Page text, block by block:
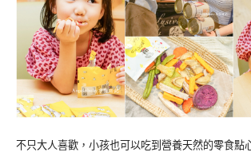
不只大人喜歡，小孩也可以吃到營養天然的零食點